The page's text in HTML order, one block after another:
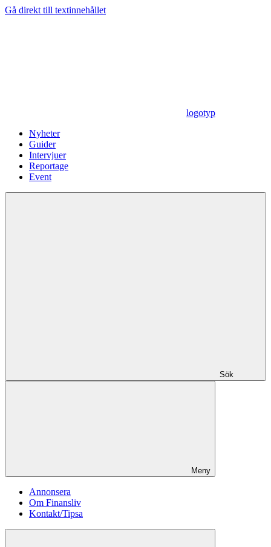
Gå direkt till textinnehållet
logotyp
Nyheter
Guider
Intervjuer
Reportage
Event
Sök
Meny
Annonsera
Om Finansliv
Kontakt/Tipsa